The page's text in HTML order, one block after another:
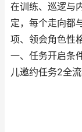
在训练、巡逻与
定，每个走向都
项、领会角色性
一、任务开启条
儿邀约任务2全